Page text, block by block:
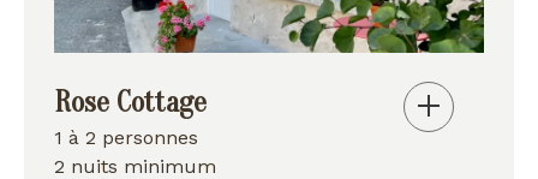
Rose Cottage
1 à 2 personnes
2 nuits minimum